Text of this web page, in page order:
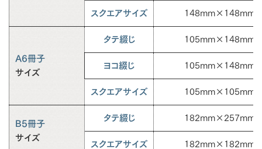
スクエアサイズ 148mm×148mm
A6冊子
サイズ
タテ綴じ 105mm×148mm
ヨコ綴じ 105mm×148mm
スクエアサイズ 105mm×105mm
B5冊子
サイズ
タテ綴じ 182mm×257mm
スクエアサイズ 182mm×182mm